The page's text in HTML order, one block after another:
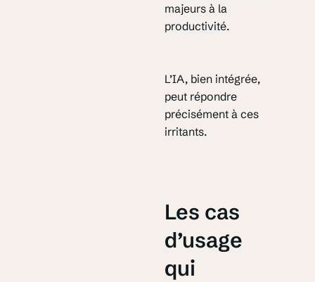
majeurs à la
productivité.
L’IA, bien intégrée,
peut répondre
précisément à ces
irritants.
Les cas
d’usage
qui